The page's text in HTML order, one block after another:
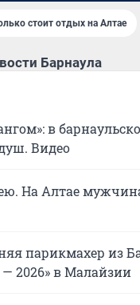
стоит отдых на Алтае
Барнаула
в
Видео
На Алтае
парикмахер из
2026» в Малайзии